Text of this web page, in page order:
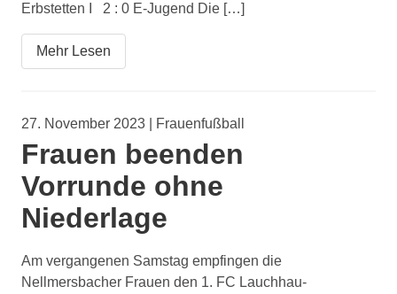
Erbstetten I 2 : 0 E-Jugend Die […]
Mehr Lesen
27. November 2023 | Frauenfußball
Frauen beenden
Vorrunde ohne
Niederlage
Am vergangenen Samstag empfingen die
Nellmersbacher Frauen den 1. FC Lauchhau-